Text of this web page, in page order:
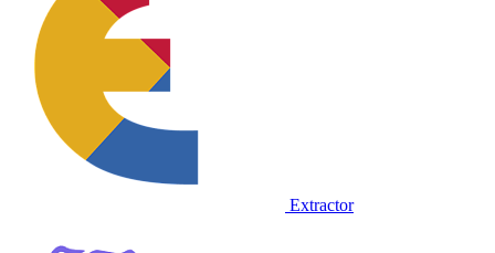
Extractor